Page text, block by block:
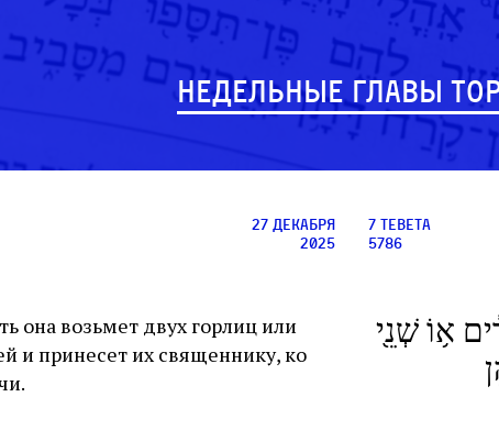
НЕДЕЛЬНЫЕ ГЛАВЫ
27 декабря
2025
7 тевета
5786
она возьмет двух горлиц или
и принесет их священнику, ко
א֥וֹ שְׁנֵ֖י